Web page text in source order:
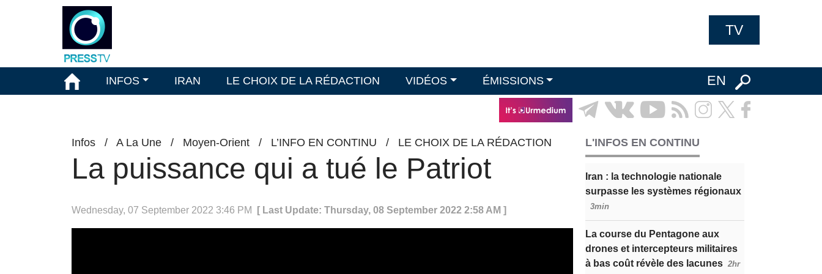
TV
INFOS IRAN LE CHOIX DE LA RÉDACTION VIDÉOS ÉMISSIONS EN
Infos / A La Une / Moyen-Orient / L’INFO EN CONTINU / LE CHOIX DE LA RÉDACTION
La puissance qui a tué le Patriot
Wednesday, 07 September 2022 3:46 PM [ Last Update: Thursday, 08 September 2022 2:58 AM ]
L'INFOS EN CONTINU
Iran : la technologie nationale
surpasse les systèmes régionaux
3min
La course du Pentagone aux
drones et intercepteurs militaires
à bas coût révèle des lacunes 2hr